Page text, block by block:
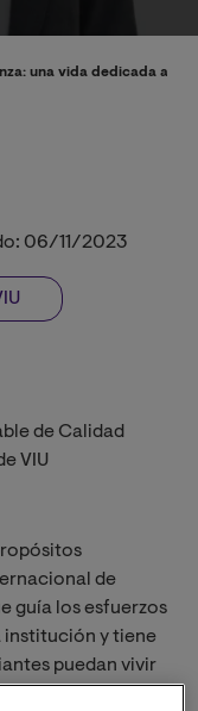
una vida dedicada al
06/11/2023
de Calidad
VIU
de
guía los esfuerzos
institución y tiene
puedan vivir